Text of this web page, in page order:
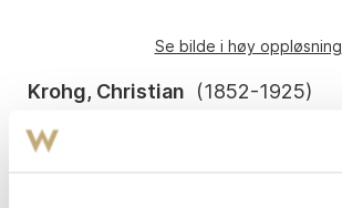
Se bilde i høy oppløsning
Krohg, Christian (1852-1925)